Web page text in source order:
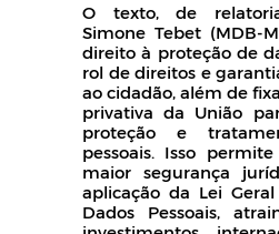
O texto, de
Simone Tebet (MDB-
direito à proteção de
rol de direitos e
ao cidadão, além de
privativa da União
proteção e
pessoais. Isso
maior segurança
aplicação da Lei
Dados Pessoais,